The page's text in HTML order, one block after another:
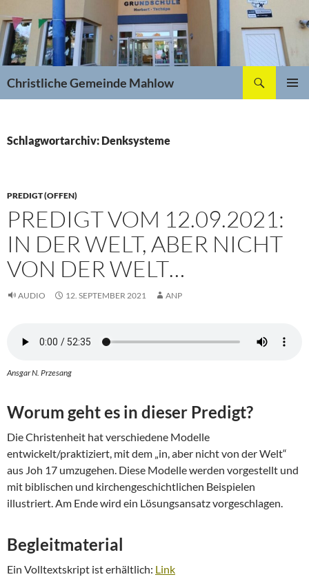
Inhalt
springen
Christliche Gemeinde Mahlow
Schlagwortarchiv: Denksysteme
PREDIGT (OFFEN)
PREDIGT VOM 12.09.2021:
IN DER WELT, ABER NICHT
VON DER WELT…
AUDIO 12. SEPTEMBER 2021 ANP
Ansgar N. Przesang
Worum geht es in dieser Predigt?
Die Christenheit hat verschiedene Modelle
entwickelt/praktiziert, mit dem „in, aber nicht von der Welt“
aus Joh 17 umzugehen. Diese Modelle werden vorgestellt und
mit biblischen und kirchengeschichtlichen Beispielen
illustriert. Am Ende wird ein Lösungsansatz vorgeschlagen.
Begleitmaterial
Ein Volltextskript ist erhältlich: Link